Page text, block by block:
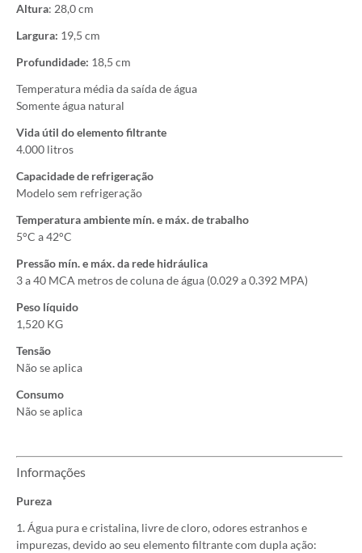
Altura: 28,0 cm
Largura: 19,5 cm
Profundidade: 18,5 cm
Temperatura média da saída de água
Somente água natural
Vida útil do elemento filtrante
4.000 litros
Capacidade de refrigeração
Modelo sem refrigeração
Temperatura ambiente mín. e máx. de trabalho
5°C a 42°C
Pressão mín. e máx. da rede hidráulica
3 a 40 MCA metros de coluna de água (0.029 a 0.392 MPA)
Peso líquido
1,520 KG
Tensão
Não se aplica
Consumo
Não se aplica
Informações
Pureza
1. Água pura e cristalina, livre de cloro, odores estranhos e
impurezas, devido ao seu elemento filtrante com dupla ação: